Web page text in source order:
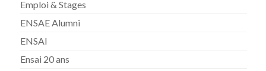
Emploi & Stages
ENSAE Alumni
ENSAI
Ensai 20 ans